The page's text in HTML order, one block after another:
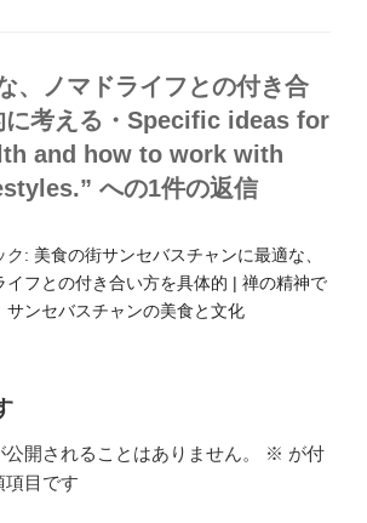
、ノマドライフとの付き合
に考える・Specific ideas for
and how to work with
への1件の返信
ク: 美食の街サンセバスチャンに最適な、
イフとの付き合い方を具体的 | 禅の精神で
サンセバスチャンの美食と文化
開されることはありません。 ※ が付
項目です